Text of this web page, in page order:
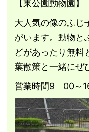
【東公園動物園】
大人気の像のふじ
がいます。動物と
どがあったり無料
葉散策と一緒にぜ
営業時間9：00～